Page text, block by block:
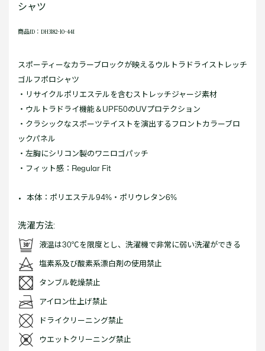
シャツ
商品ID：DH3182-10-44I
スポーティーなカラーブロックが映えるウルトラドライストレッチ
ゴルフポロシャツ
・リサイクルポリエステルを含むストレッチジャージ素材
・ウルトラドライ機能＆UPF50のUVプロテクション
・クラシックなスポーツテイストを演出するフロントカラーブロ
ックパネル
・左胸にシリコン製のワニロゴパッチ
・フィット感：Regular Fit
本体：ポリエステル94%・ポリウレタン6%
洗濯方法:
液温は30℃を限度とし、洗濯機で非常に弱い洗濯ができる
塩素系及び酸素系漂白剤の使用禁止
タンブル乾燥禁止
アイロン仕上げ禁止
ドライクリーニング禁止
ウエットクリーニング禁止